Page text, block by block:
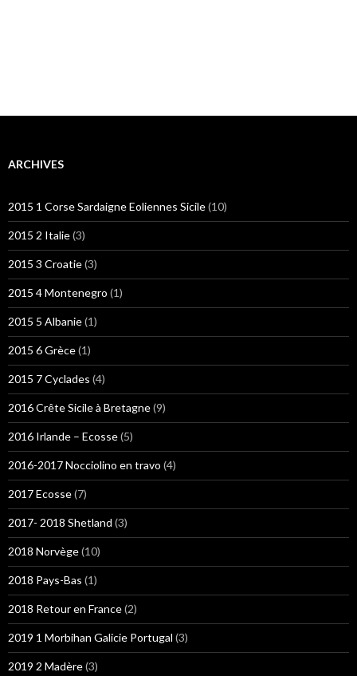
ARCHIVES
2015 1 Corse Sardaigne Eoliennes Sicile(10)
2015 2 Italie(3)
2015 3 Croatie(3)
2015 4 Montenegro (1)
2015 5 Albanie(1)
2015 6 Grèce(1)
2015 7 Cyclades (4)
2016 Crête Sicile à Bretagne(9)
2016 Irlande – Ecosse(5)
2016-2017 Nocciolino en travo (4)
2017 Ecosse(7)
2017- 2018 Shetland (3)
2018 Norvège(10)
2018 Pays-Bas (1)
2018 Retour en France(2)
2019 1 Morbihan Galicie Portugal (3)
2019 2 Madère(3)